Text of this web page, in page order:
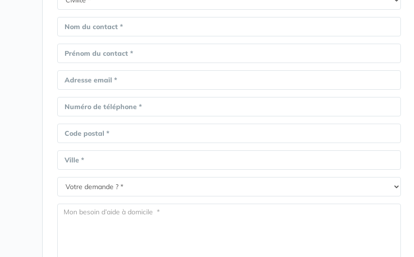
Nom du contact *
Prénom du contact *
Adresse email *
Numéro de téléphone *
Code postal *
Ville *